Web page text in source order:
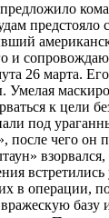
и
26 марта.
к цели
под
после чего
операции,
базу